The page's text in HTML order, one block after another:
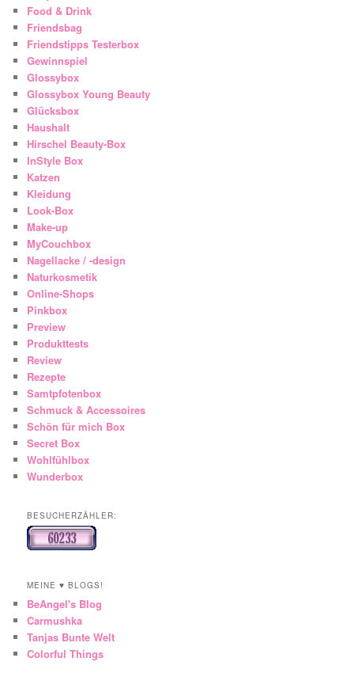
Food & Drink
Friendsbag
Friendstipps Testerbox
Gewinnspiel
Glossybox
Glossybox Young Beauty
Glücksbox
Haushalt
Hirschel Beauty-Box
InStyle Box
Katzen
Kleidung
Look-Box
Make-up
MyCouchbox
Nagellacke / -design
Naturkosmetik
Online-Shops
Pinkbox
Preview
Produkttests
Review
Rezepte
Samtpfotenbox
Schmuck & Accessoires
Schön für mich Box
Secret Box
Wohlfühlbox
Wunderbox
BESUCHERZÄHLER:
MEINE ♥ BLOGS!
BeAngel's Blog
Carmushka
Tanjas Bunte Welt
Colorful Things